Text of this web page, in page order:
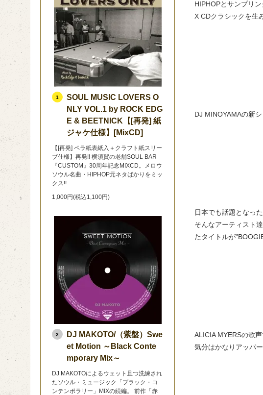
HIPHOPとサンプリ
X CDクラシックを生
DJ MINOYAMAの新
日本でも話題となっ
そんなアーティスト
たタイトルが
ALICIA MYERSの歌
気分はかなりアッパー
1
SOUL MUSIC LOVERS O
NLY VOL.1 by ROCK EDG
E & BEETNICK【[再発] 紙
ジャケ仕様】[MixCD]
【[再発] ペラ紙表紙入＋クラフト紙スリー
ブ仕様】再発!! 横須賀の老舗SOUL BAR
『CUSTOM』30周年記念MIXCD。メロウ
ソウル名曲・HIPHOP元ネタばかりをミッ
クス!!
1,000円(税込1,100円)
2
DJ MAKOTO/（紫盤）Swe
et Motion ～Black Conte
mporary Mix～
DJ MAKOTOによるウェット且つ洗練され
たソウル・ミュージック「ブラック・コ
ンテンポラリー」MIXの続編。 前作「赤